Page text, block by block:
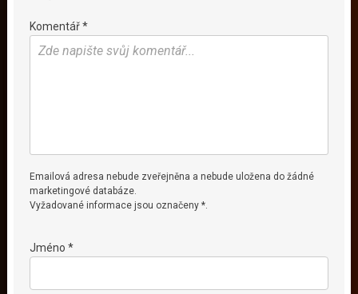
Komentář *
Emailová adresa nebude zveřejněna a nebude uložena do žádné
marketingové databáze.
Vyžadované informace jsou označeny *.
Jméno *